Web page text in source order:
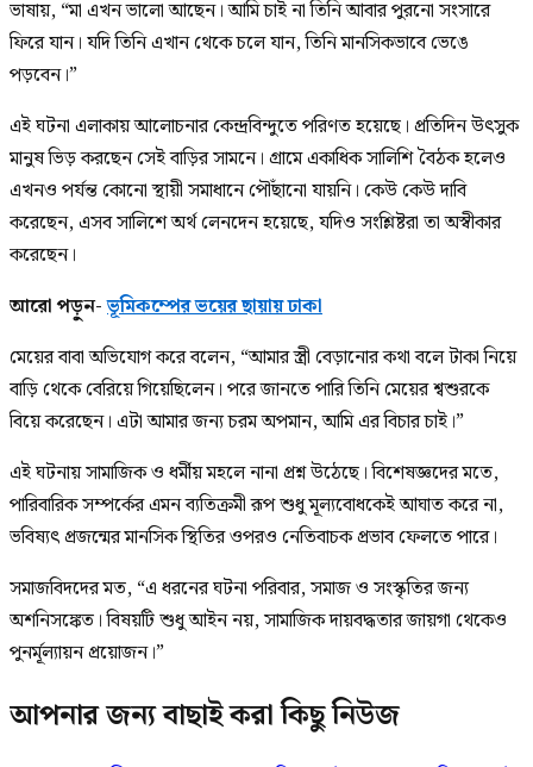
ভাষায়, “মা এখন ভালো আছেন। আমি চাই না তিনি আবার পুরনো সংসারে
ফিরে যান। যদি তিনি এখান থেকে চলে যান, তিনি মানসিকভাবে ভেঙে
পড়বেন।”
এই ঘটনা এলাকায় আলোচনার কেন্দ্রবিন্দুতে পরিণত হয়েছে। প্রতিদিন উৎসুক
মানুষ ভিড় করছেন সেই বাড়ির সামনে। গ্রামে একাধিক সালিশি বৈঠক হলেও
এখনও পর্যন্ত কোনো স্থায়ী সমাধানে পৌঁছানো যায়নি। কেউ কেউ দাবি
করেছেন, এসব সালিশে অর্থ লেনদেন হয়েছে, যদিও সংশ্লিষ্টরা তা অস্বীকার
করেছেন।
আরো পড়ুন-ভূমিকম্পের ভয়ের ছায়ায় ঢাকা
মেয়ের বাবা অভিযোগ করে বলেন, “আমার স্ত্রী বেড়ানোর কথা বলে টাকা নিয়ে
বাড়ি থেকে বেরিয়ে গিয়েছিলেন। পরে জানতে পারি তিনি মেয়ের শ্বশুরকে
বিয়ে করেছেন। এটা আমার জন্য চরম অপমান, আমি এর বিচার চাই।”
এই ঘটনায় সামাজিক ও ধর্মীয় মহলে নানা প্রশ্ন উঠেছে। বিশেষজ্ঞদের মতে,
পারিবারিক সম্পর্কের এমন ব্যতিক্রমী রূপ শুধু মূল্যবোধকেই আঘাত করে না,
ভবিষ্যৎ প্রজন্মের মানসিক স্থিতির ওপরও নেতিবাচক প্রভাব ফেলতে পারে।
সমাজবিদদের মত, “এ ধরনের ঘটনা পরিবার, সমাজ ও সংস্কৃতির জন্য
অশনিসঙ্কেত। বিষয়টি শুধু আইন নয়, সামাজিক দায়বদ্ধতার জায়গা থেকেও
পুনর্মূল্যায়ন প্রয়োজন।”
আপনার জন্য বাছাই করা কিছু নিউজ